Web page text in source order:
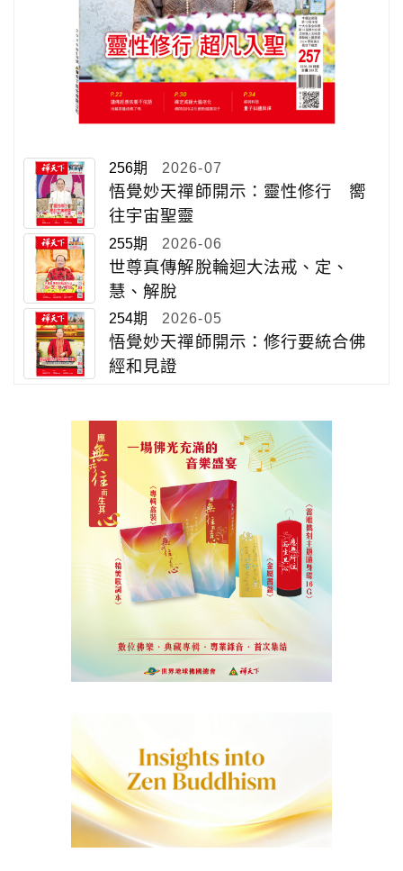
256期 2026-07
悟覺妙天禪師開示：靈性修行 嚮
往宇宙聖靈
255期 2026-06
世尊真傳解脫輪迴大法戒、定、
慧、解脫
254期 2026-05
悟覺妙天禪師開示：修行要統合佛
經和見證